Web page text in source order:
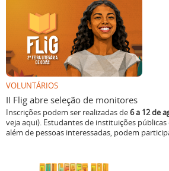
VOLUNTÁRIOS
II Flig abre seleção de monitores
Inscrições podem ser realizadas de6 a 12 de
veja aqui). Estudantes de instituições
além de pessoas interessadas, podem